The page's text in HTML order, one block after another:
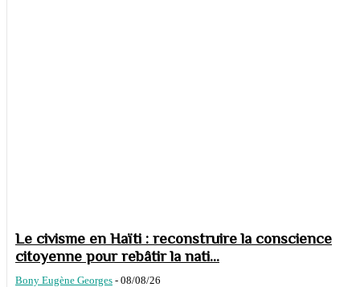
Le civisme en Haïti : reconstruire la conscience
citoyenne pour rebâtir la nati...
Bony Eugène Georges - 08/08/26